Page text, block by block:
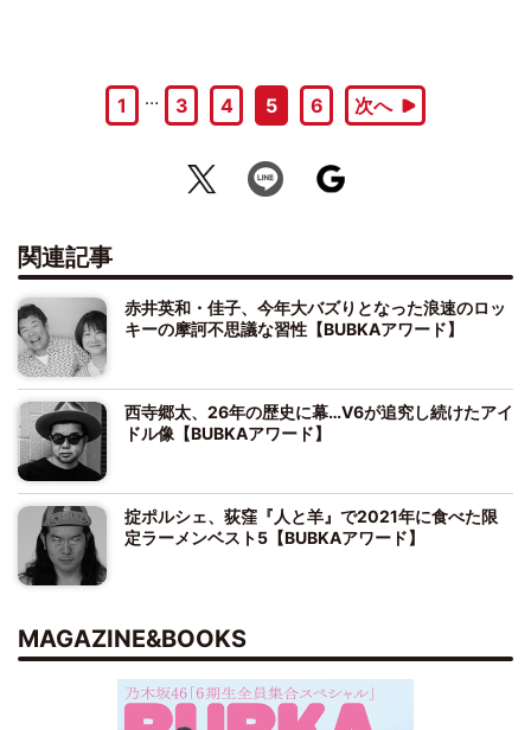
1 … 3 4 5 6 次へ
関連記事
赤井英和・佳子、今年大バズりとなった浪速のロッ
キーの摩訶不思議な習性【BUBKAアワード】
西寺郷太、26年の歴史に幕…V6が追究し続けたアイ
ドル像【BUBKAアワード】
掟ポルシェ、荻窪『人と羊』で2021年に食べた限
定ラーメンベスト5【BUBKAアワード】
MAGAZINE&BOOKS